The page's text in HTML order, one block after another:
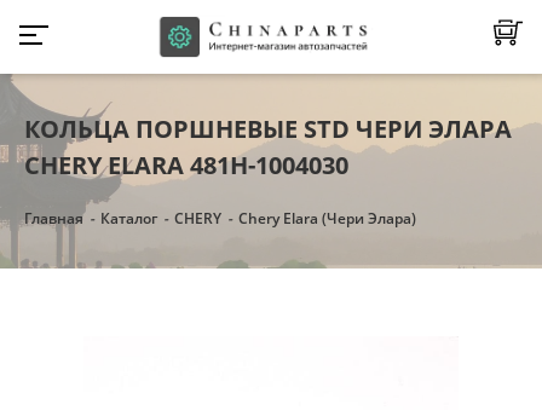
КОЛЬЦА ПОРШНЕВЫЕ STD ЧЕРИ ЭЛАРА
CHERY ELARA 481H-1004030
Главная Каталог CHERY Chery Elara (Чери Элара)